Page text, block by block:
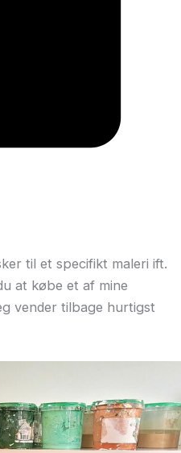
til et specifikt maleri ift.
at købe et af mine
vender tilbage hurtigst